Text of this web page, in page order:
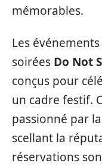
mémorables.
Les
soirées Do Not
conçus pour
un cadre festif.
passionné par
scellant la
réservations